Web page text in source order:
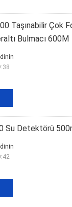
Taşınabilir Çok
Bulmacı 600M
Su Detektörü